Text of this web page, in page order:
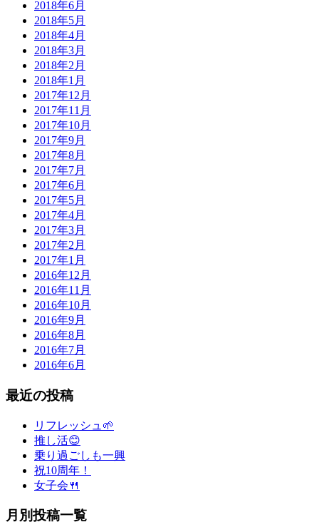
2018年6月
2018年5月
2018年4月
2018年3月
2018年2月
2018年1月
2017年12月
2017年11月
2017年10月
2017年9月
2017年8月
2017年7月
2017年6月
2017年5月
2017年4月
2017年3月
2017年2月
2017年1月
2016年12月
2016年11月
2016年10月
2016年9月
2016年8月
2016年7月
2016年6月
最近の投稿
リフレッシュ🌱
推し活😊
乗り過ごしも一興
祝10周年！
女子会🍴
月別投稿一覧